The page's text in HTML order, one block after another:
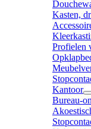
Kasten,
Profielen
Kantoor
Bureau-